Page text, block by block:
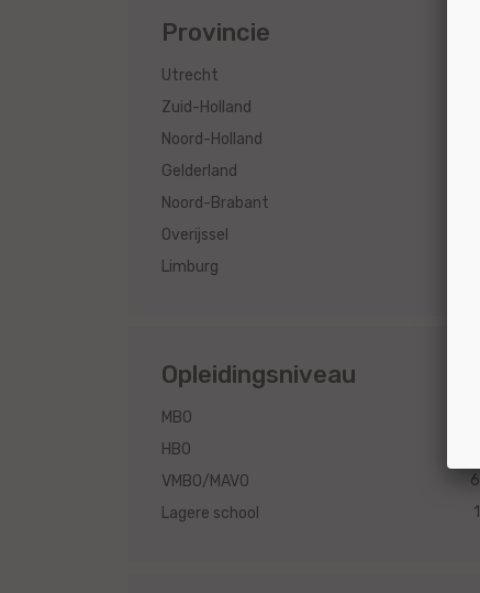
Provincie
Utrecht
Zuid-Holland
Noord-Holland
Gelderland
Noord-Brabant
Overijssel
Limburg
Opleidingsniveau
MBO
HBO
VMBO/MAVO
6
Lagere school
1